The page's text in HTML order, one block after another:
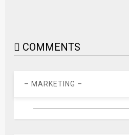
COMMENTS
– MARKETING –